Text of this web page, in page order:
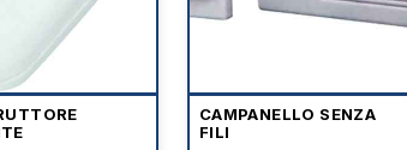
CAMPANELLO SENZA
FILI